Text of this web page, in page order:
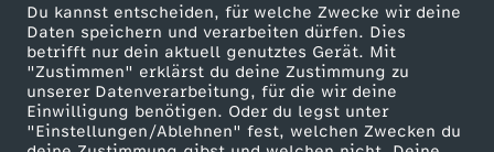
Du kannst entscheiden, für welche Zwecke wir deine
Daten speichern und verarbeiten dürfen. Dies
betrifft nur dein aktuell genutztes Gerät. Mit
"Zustimmen" erklärst du deine Zustimmung zu
unserer Datenverarbeitung, für die wir deine
Einwilligung benötigen. Oder du legst unter
"Einstellungen/Ablehnen" fest, welchen Zwecken du
c
h
l
ZDF goes Schule
Werbefernsehen
Mainzelmännchen